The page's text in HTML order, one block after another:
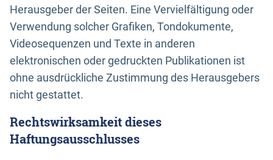
Herausgeber der Seiten. Eine Vervielfältigung oder
Verwendung solcher Grafiken, Tondokumente,
Videosequenzen und Texte in anderen
elektronischen oder gedruckten Publikationen ist
ohne ausdrückliche Zustimmung des Herausgebers
nicht gestattet.
Rechtswirksamkeit dieses
Haftungsausschlusses